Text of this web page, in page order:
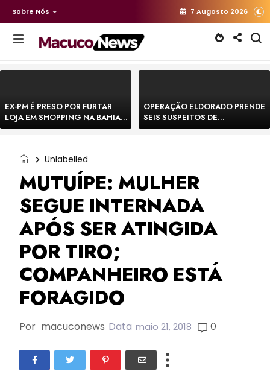
Sobre Nós 7 Augosto 2026
EX-PM É PRESO POR FURTAR
LOJA EM SHOPPING NA BAHIA E
ESCAPA CORRENDO DE
OPERAÇÃO ELDORADO PRENDE
SEIS SUSPEITOS DE
MOVIMENTAR R$ 25 MILHÕES
Unlabelled
MUTUÍPE: MULHER
SEGUE INTERNADA
APÓS SER ATINGIDA
POR TIRO;
COMPANHEIRO ESTÁ
FORAGIDO
Por macuconews Data maio 21, 2018 0